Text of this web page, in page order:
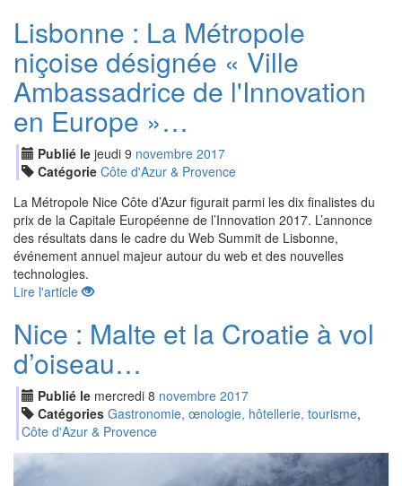
Lisbonne : La Métropole
niçoise désignée « Ville
Ambassadrice de l'Innovation
en Europe »…
Publié le jeudi 9 novembre 2017
Catégorie Côte d'Azur & Provence
La Métropole Nice Côte d’Azur figurait parmi les dix finalistes du
prix de la Capitale Européenne de l’Innovation 2017. L’annonce
des résultats dans le cadre du Web Summit de Lisbonne,
événement annuel majeur autour du web et des nouvelles
technologies.
Lire l'article
Nice : Malte et la Croatie à vol
d’oiseau…
Publié le mercredi 8 novembre 2017
Catégories Gastronomie, œnologie, hôtellerie, tourisme,
Côte d'Azur & Provence